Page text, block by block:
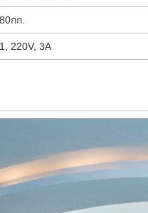
80กก.
1, 220V, 3A